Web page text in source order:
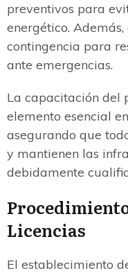
preventivos para
energético.
contingencia para
ante emergencias.
La capacitación del
elemento esencial
asegurando que
y mantienen las
debidamente
Licencias
El establecimiento